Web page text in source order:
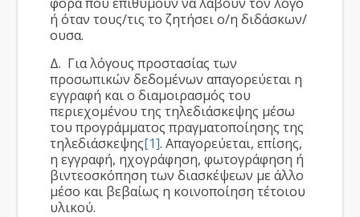
ή όταν τους/τις το ζητήσει ο/η διδάσκων/
ουσα.
Δ. Για λόγους προστασίας των
προσωπικών δεδομένων απαγορεύεται η
εγγραφή και ο διαμοιρασμός του
περιεχομένου της τηλεδιάσκεψης μέσω
του προγράμματος πραγματοποίησης της
τηλεδιάσκεψης[1]. Απαγορεύεται, επίσης,
η εγγραφή, ηχογράφηση, φωτογράφηση ή
βιντεοσκόπηση των διασκέψεων με άλλο
μέσο και βεβαίως η κοινοποίηση τέτοιου
υλικού.